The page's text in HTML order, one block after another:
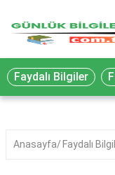
Eğitim
Ekonomi
Seyahat
Faydalı Bilgiler
Anasayfa Faydalı